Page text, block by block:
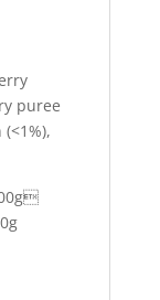
puree